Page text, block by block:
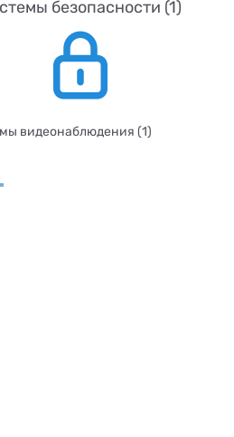
безопасности (1)
видеонаблюдения (1)